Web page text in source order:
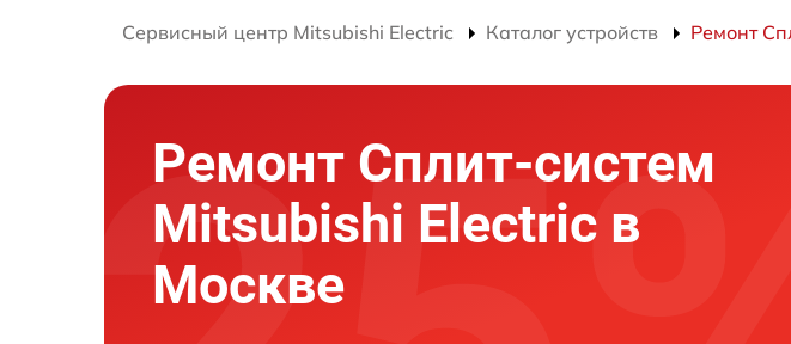
Сервисный центр Mitsubishi Electric Каталог устройств Ремонт
Ремонт Сплит-систем
Mitsubishi Electric в
Москве